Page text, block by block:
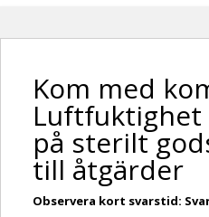
Kom med
Luftfuktighet
på sterilt
till åtgärder
Observera kort svarstid: